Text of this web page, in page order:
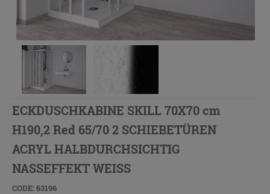
ECKDUSCHKABINE SKILL 70X70 cm
H190,2 Red 65/70 2 SCHIEBETÜREN
ACRYL HALBDURCHSICHTIG
NASSEFFEKT WEISS
CODE: 63196